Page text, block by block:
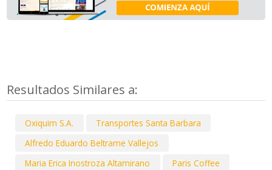
Resultados Similares a:
Oxiquim S.A.
Transportes Santa Barbara
Alfredo Eduardo Beltrame Vallejos
Maria Erica Inostroza Altamirano
Paris Coffee